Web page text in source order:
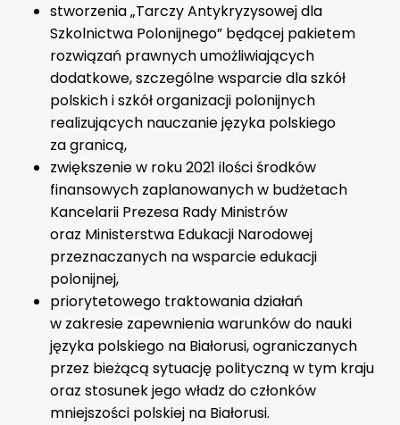
stworzenia „Tarczy Antykryzysowej dla
Szkolnictwa Polonijnego” będącej pakietem
rozwiązań prawnych umożliwiających
dodatkowe, szczególne wsparcie dla szkół
polskich i szkół organizacji polonijnych
realizujących nauczanie języka polskiego
za granicą,
zwiększenie w roku 2021 ilości środków
finansowych zaplanowanych w budżetach
Kancelarii Prezesa Rady Ministrów
oraz Ministerstwa Edukacji Narodowej
przeznaczanych na wsparcie edukacji
polonijnej,
priorytetowego traktowania działań
w zakresie zapewnienia warunków do nauki
języka polskiego na Białorusi, ograniczanych
przez bieżącą sytuację polityczną w tym kraju
oraz stosunek jego władz do członków
mniejszości polskiej na Białorusi.